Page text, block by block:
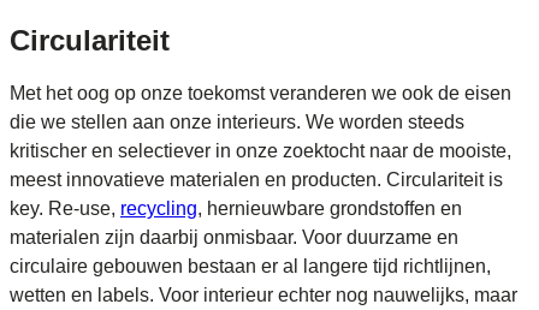
Circulariteit
Met het oog op onze toekomst veranderen we ook de eisen
die we stellen aan onze interieurs. We worden steeds
kritischer en selectiever in onze zoektocht naar de mooiste,
meest innovatieve materialen en producten. Circulariteit is
key. Re-use, recycling, hernieuwbare grondstoffen en
materialen zijn daarbij onmisbaar. Voor duurzame en
circulaire gebouwen bestaan er al langere tijd richtlijnen,
wetten en labels. Voor interieur echter nog nauwelijks, maar